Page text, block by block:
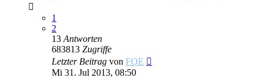
1
2
13 Antworten
683813 Zugriffe
Letzter Beitrag von FOE
Mi 31. Jul 2013, 08:50